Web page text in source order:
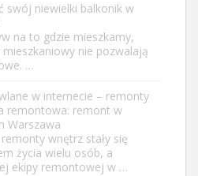
swój niewielki balkonik w
na to gdzie mieszkamy,
nie pozwalają
…
w internecie – remonty
remontowa: remont w
Warszawa
wnętrz stały się
życia wielu osób, a
ekipy remontowej w …